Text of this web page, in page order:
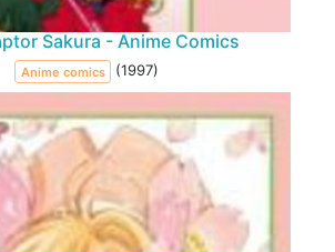
Sakura - Anime Comics
Anime comics (1997)